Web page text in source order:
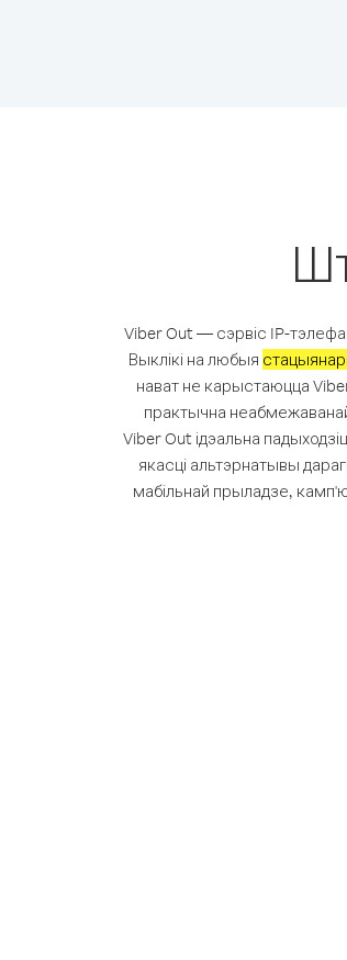
Viber Out — сэрвіс IP-
Выклікі на любыя
нават не карыстаюцца
практычна
Viber Out ідэальна
якасці альтэрнатывы
мабільнай прыладзе,